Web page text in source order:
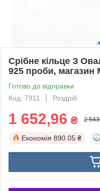
Срібне кільце З
925 проби, магазин
Готово до відправки
Код: 7911
Роздріб
1 652,96 ₴ 2
Економія 890.05 ₴